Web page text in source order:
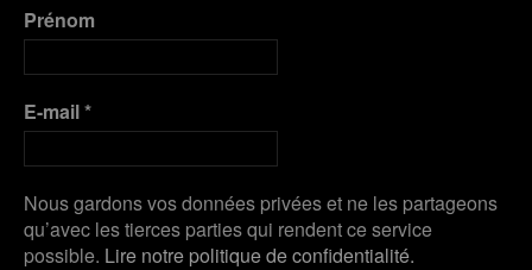
Prénom
E-mail*
Nous gardons vos données privées et ne les partageons
qu’avec les tierces parties qui rendent ce service
possible. Lire notre politique de confidentialité.